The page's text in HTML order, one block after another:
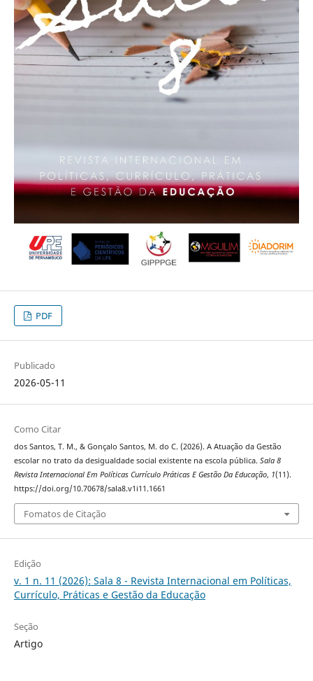
PDF
Publicado
2026-05-11
Como Citar
dos Santos, T. M., & Gonçalo Santos, M. do C. (2026). A Atuação da Gestão
escolar no trato da desigualdade social existente na escola pública. Sala 8
Revista Internacional Em Políticas Currículo Práticas E Gestão Da Educação, 1(11).
https://doi.org/10.70678/sala8.v1i11.1661
Fomatos de Citação
Edição
v. 1 n. 11 (2026): Sala 8 - Revista Internacional em Políticas,
Currículo, Práticas e Gestão da Educação
Seção
Artigo